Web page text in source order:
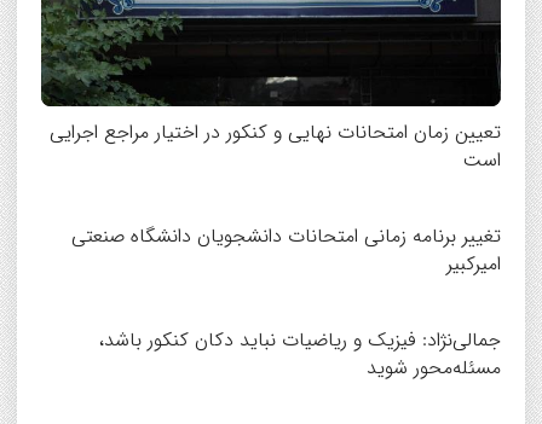
تعیین زمان امتحانات نهایی و کنکور در اختیار مراجع اجرایی
است
تغییر برنامه زمانی امتحانات دانشجویان دانشگاه صنعتی
امیرکبیر
جمالی‌نژاد: فیزیک و ریاضیات نباید دکان کنکور باشد،
مسئله‌محور شوید